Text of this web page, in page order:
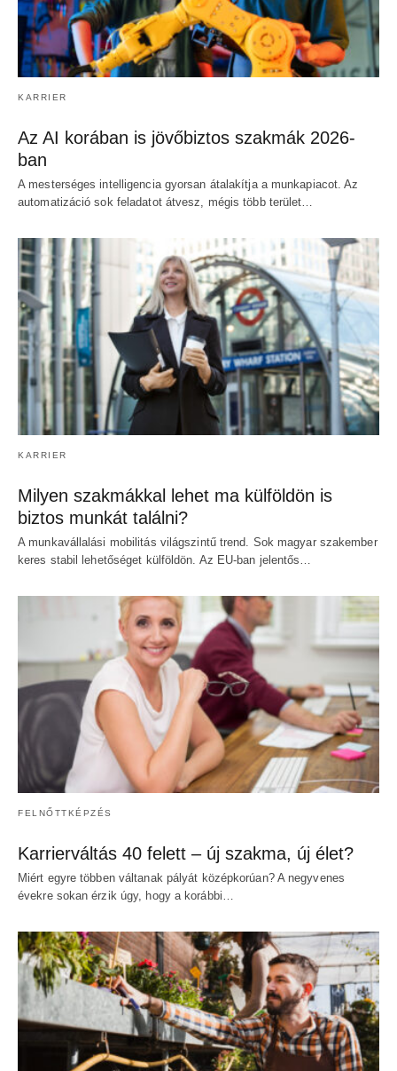
KARRIER
Az AI korában is jövőbiztos szakmák 2026-
ban
A mesterséges intelligencia gyorsan átalakítja a munkapiacot. Az
automatizáció sok feladatot átvesz, mégis több terület…
KARRIER
Milyen szakmákkal lehet ma külföldön is
biztos munkát találni?
A munkavállalási mobilitás világszintű trend. Sok magyar szakember
keres stabil lehetőséget külföldön. Az EU-ban jelentős…
FELNŐTTKÉPZÉS
Karrierváltás 40 felett – új szakma, új élet?
Miért egyre többen váltanak pályát középkorúan? A negyvenes
évekre sokan érzik úgy, hogy a korábbi…